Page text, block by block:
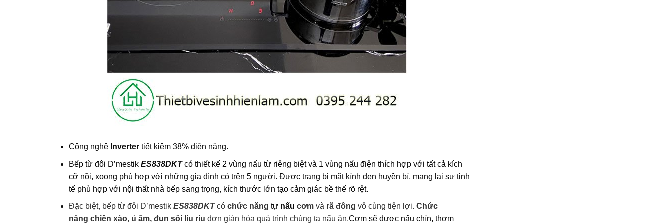
Công nghệ Invertertiết kiệm 38% điện năng.
Bếp từ đôi D’mestik ES838DKT có thiết kế 2 vùng nấu từ riêng biệt và 1 vùng nấu điện thích hợp với tất cả kích
cỡ nồi, xoong phù hợp với những gia đình có trên 5 người. Được trang bị mặt kính đen huyền bí, mang lại sự tinh
tế phù hợp với nội thất nhà bếp sang trọng, kích thước lớn tạo cảm giác bề thế rõ rệt.
Đặc biệt, bếp từ đôi D’mestik ES838DKT có chức năng tự nấu cơmvà rã đông vô cùng tiện lợi. Chức
năng chiên xào, ủ ấm, đun sôi liu riu đơn giản hóa quá trình chúng ta nấu ăn.Cơm sẽ được nấu chín, thơm